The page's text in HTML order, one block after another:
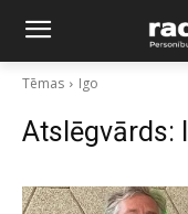
Tēmas Igo
Atslēgvārds: